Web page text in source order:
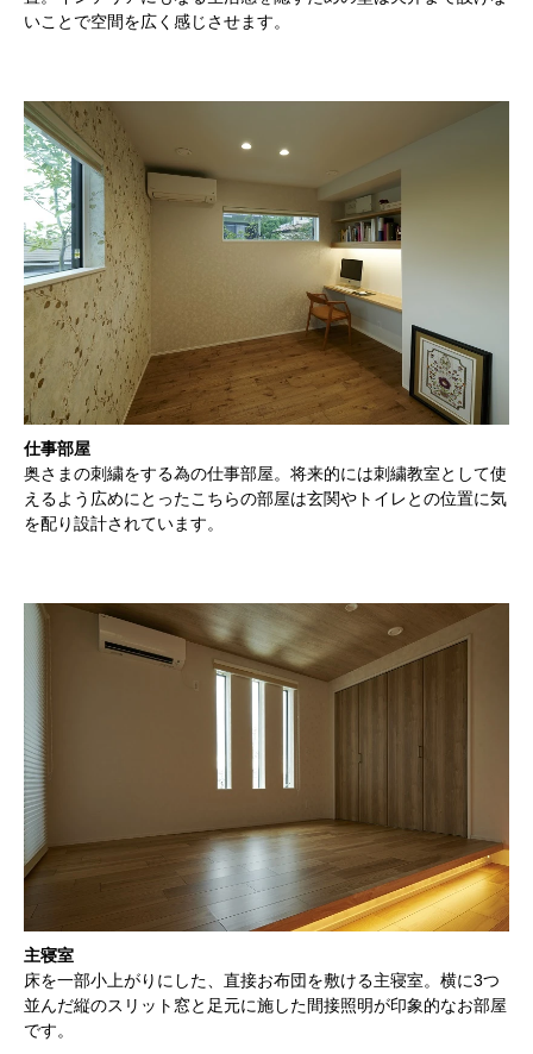
いことで空間を広く感じさせます。
仕事部屋
奥さまの刺繍をする為の仕事部屋。将来的には刺繍教室として使
えるよう広めにとったこちらの部屋は玄関やトイレとの位置に気
を配り設計されています。
主寝室
床を一部小上がりにした、直接お布団を敷ける主寝室。横に3つ
並んだ縦のスリット窓と足元に施した間接照明が印象的なお部屋
です。